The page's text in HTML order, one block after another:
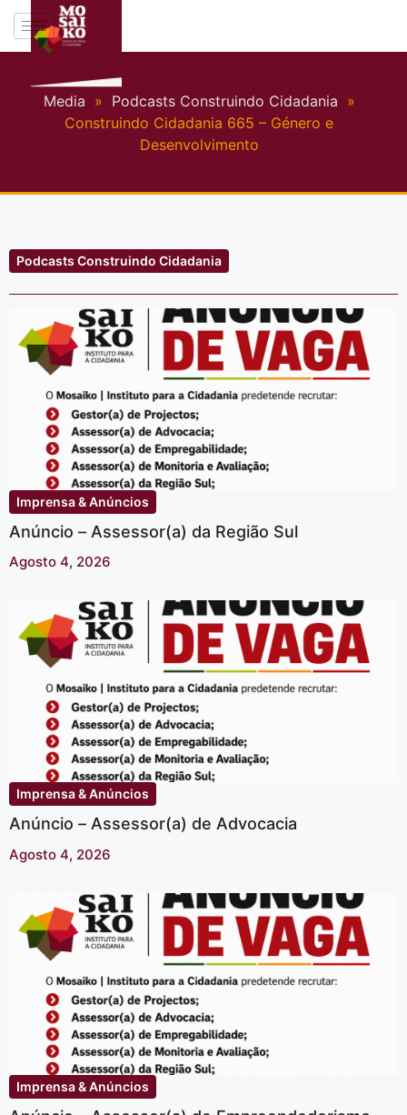
Media » Podcasts Construindo Cidadania »
Construindo Cidadania 665 – Género e
Desenvolvimento
Podcasts Construindo Cidadania
Imprensa & Anúncios
Anúncio – Assessor(a) da Região Sul
Agosto 4, 2026
Imprensa & Anúncios
Anúncio – Assessor(a) de Advocacia
Agosto 4, 2026
Imprensa & Anúncios